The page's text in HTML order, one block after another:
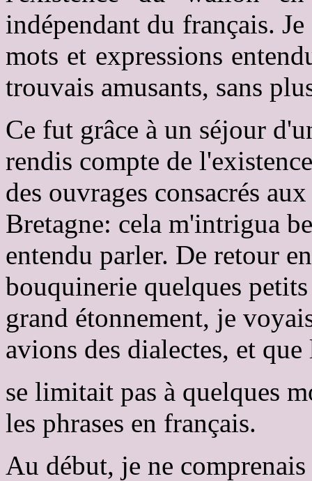
indépendant du français.
mots et expressions
trouvais amusants, sans
Ce fut grâce à un séjour
rendis compte de
des ouvrages consacrés
Bretagne: cela m'intrigua
entendu parler. De retour
bouquinerie quelques
grand étonnement, je
avions des dialectes, et
se limitait pas à quelques
les phrases en français.
Au début, je ne